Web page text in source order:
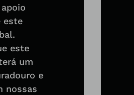
este
este
um
e
nossas